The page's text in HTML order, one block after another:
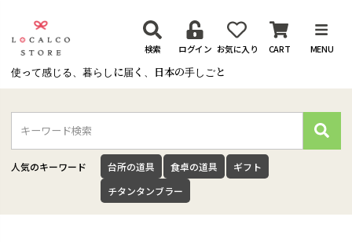
使って感じる、暮らしに届く、日本の手しごと
検索 ログイン お気に入り CART MENU
検
索
人気のキーワード 台所の道具 食卓の道具
ギフト
チタンタンブラー